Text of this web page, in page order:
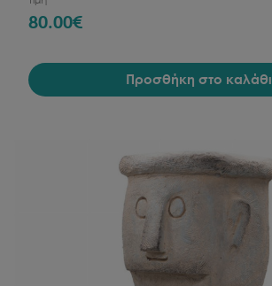
80.00€
Προσθήκη στο καλάθι